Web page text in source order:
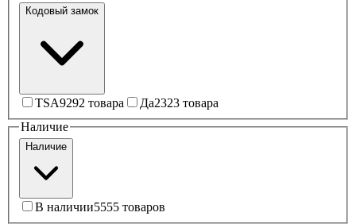
Кодовый замок
TSA9292 товара Да2323 товара
Наличие
Наличие
В наличии5555 товаров